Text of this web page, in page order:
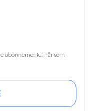
abonnementet når som